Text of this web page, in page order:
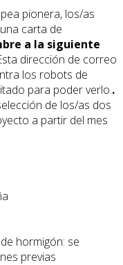
pionera, los/as
carta de
a la siguiente
dirección de correo
los robots de
para poder verlo..
de los/as dos
a partir del mes
hormigón: se
previas